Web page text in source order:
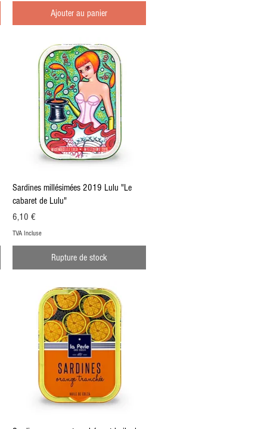
Ajouter au panier
Aperçu rapide
Sardines millésimées 2019 Lulu "Le
cabaret de Lulu"
Prix
6,10 €
TVA Incluse
Rupture de stock